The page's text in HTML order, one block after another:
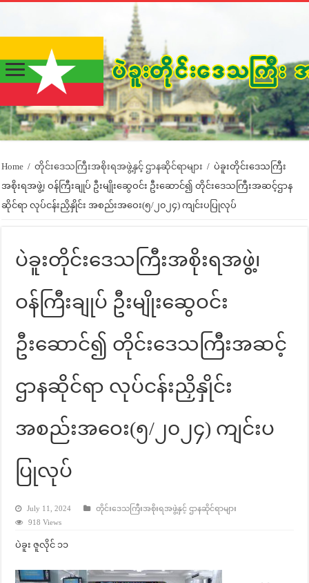
Home / တိုင်းဒေသကြီးအစိုးရအဖွဲ့နှင့် ဌာနဆိုင်ရာများ / ပဲခူးတိုင်းဒေသကြီး
အစိုးရအဖွဲ့၊ ဝန်ကြီးချုပ် ဦးမျိုးဆွေဝင်း ဦးဆောင်၍ တိုင်းဒေသကြီးအဆင့်ဌာန
ဆိုင်ရာ လုပ်ငန်းညှိနှိုင်း အစည်းအဝေး(၅/၂၀၂၄) ကျင်းပပြုလုပ်
ပဲခူးတိုင်းဒေသကြီးအစိုးရအဖွဲ့၊
ဝန်ကြီးချုပ် ဦးမျိုးဆွေဝင်း
ဦးဆောင်၍ တိုင်းဒေသကြီးအဆင့်
ဌာနဆိုင်ရာ လုပ်ငန်းညှိနှိုင်း
အစည်းအဝေး(၅/၂၀၂၄) ကျင်းပ
ပြုလုပ်
July 11, 2024
တိုင်းဒေသကြီးအစိုးရအဖွဲ့နှင့် ဌာနဆိုင်ရာများ
918 Views
ပဲခူး ဇူလိုင် ၁၁